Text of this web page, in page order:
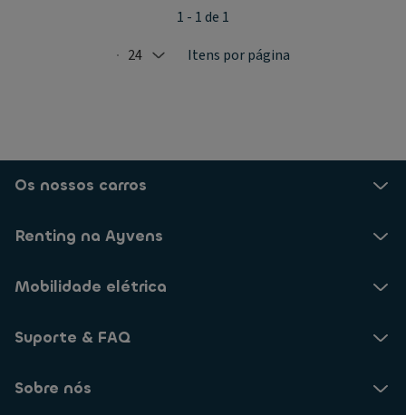
Selected: 24
24 Itens por página
1 - 1 de 1
Os nossos carros
Renting na Ayvens
Mobilidade elétrica
Suporte & FAQ
Sobre nós